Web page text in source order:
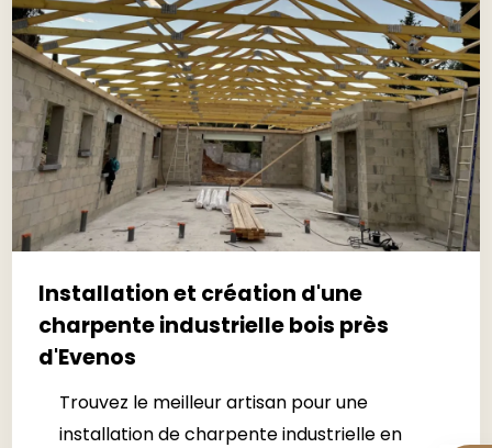
Installation et création d'une
charpente industrielle bois près
d'Evenos
Trouvez le meilleur artisan pour une
installation de charpente industrielle en